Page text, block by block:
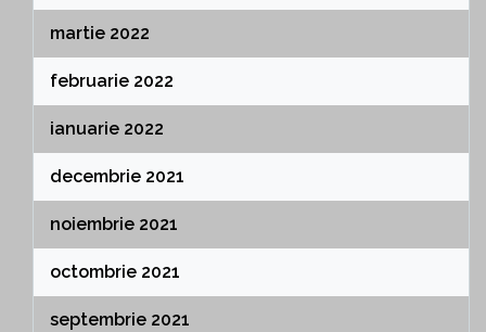
martie 2022
februarie 2022
ianuarie 2022
decembrie 2021
noiembrie 2021
octombrie 2021
septembrie 2021